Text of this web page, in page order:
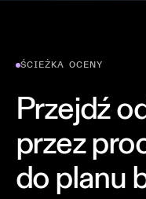
ŚCIEŻKA OCENY
Przejdź
przez
do planu